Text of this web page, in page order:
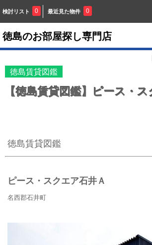
検討リスト 0 最近見た物件 0
徳島のお部屋探し専門店
徳島賃貸図鑑
【徳島賃貸図鑑】ピース・
徳島賃貸図鑑
ピース・スクエア石井Ａ
名西郡石井町